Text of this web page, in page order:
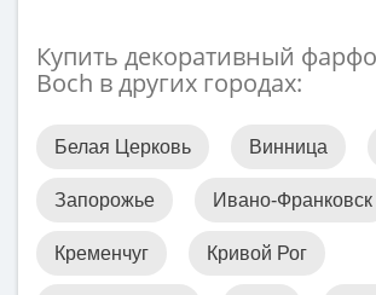
Купить декоративный
Boch в других городах:
Белая Церковь Винница
Запорожье Ивано-Франковск
Кременчуг Кривой Рог